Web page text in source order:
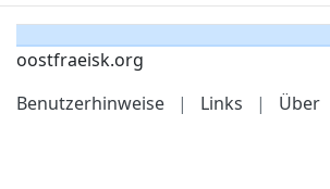
oostfraeisk.org
Benutzerhinweise
| Links | Über